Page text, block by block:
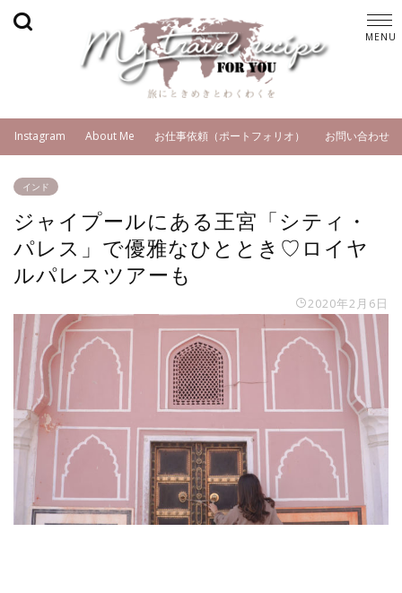
Instagram About Me お仕事依頼（ポートフォリオ） お問い合わせ
インド
ジャイプールにある王宮「シティ・
パレス」で優雅なひととき♡ロイヤ
ルパレスツアーも
2020年2月6日